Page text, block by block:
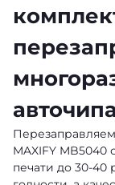
MAXIFY MB5040
печати до 30-40